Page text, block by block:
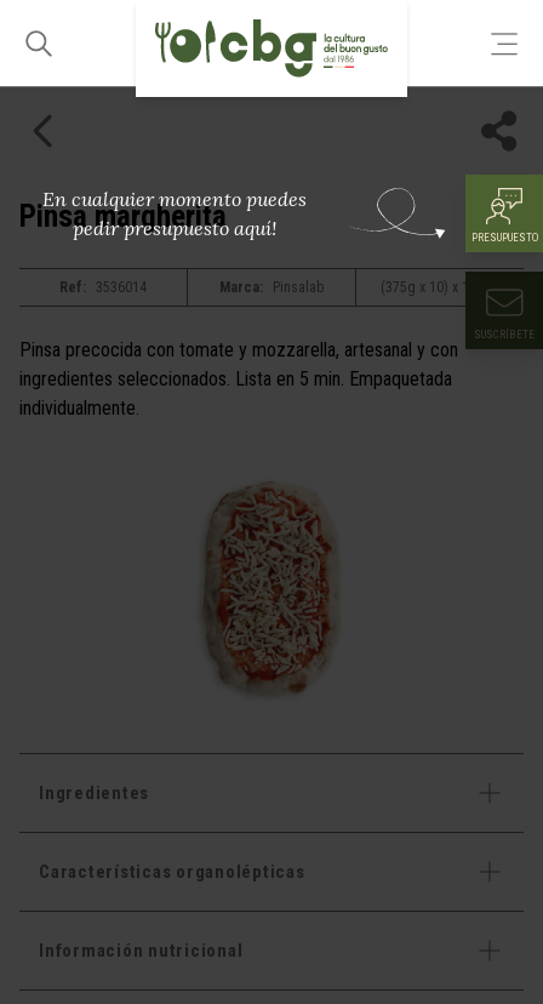
En cualquier momento puedes
pedir presupuesto aquí!
PRESUPUESTO
SUSCRÍBETE
Pinsa margherita
Ref: 3536014 Marca: Pinsalab (375g x 10) x 1
Pinsa precocida con tomate y mozzarella, artesanal y con
ingredientes seleccionados. Lista en 5 min. Empaquetada
individualmente.
Ingredientes
Características organolépticas
Información nutricional